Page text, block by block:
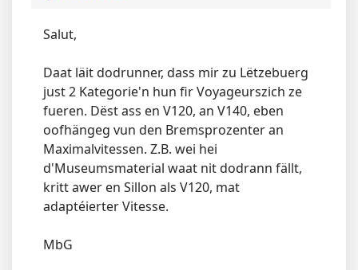
Salut,
Daat läit dodrunner, dass mir zu Lëtzebuerg
just 2 Kategorie'n hun fir Voyageurszich ze
fueren. Dëst ass en V120, an V140, eben
oofhängeg vun den Bremsprozenter an
Maximalvitessen. Z.B. wei hei
d'Museumsmaterial waat nit dodrann fällt,
kritt awer en Sillon als V120, mat
adaptéierter Vitesse.
MbG